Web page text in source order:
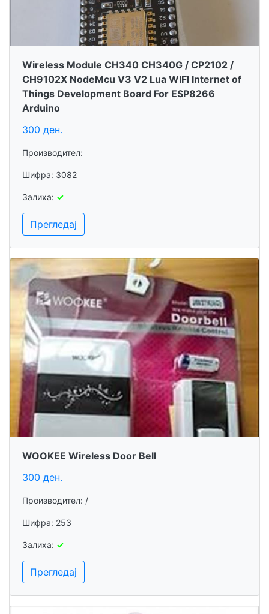
Wireless Module CH340 CH340G / CP2102 /
CH9102X NodeMcu V3 V2 Lua WIFI Internet of
Things Development Board For ESP8266
Arduino
300 ден.
Производител:
Шифра: 3082
Залиха: ✓
Прегледај
WOOKEE Wireless Door Bell
300 ден.
Производител: /
Шифра: 253
Залиха: ✓
Прегледај